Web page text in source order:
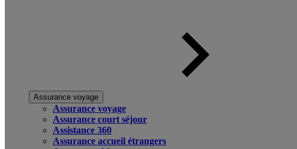
Assurance voyage
Assurance voyage
Assurance court séjour
Assistance 360
Assurance accueil étrangers